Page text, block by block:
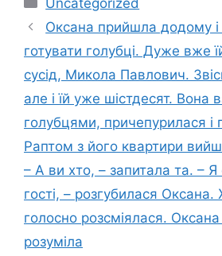
Оксана прийшла додому і
готувати голубці. Дуже вже
сусід, Микола Павлович.
але і їй уже шістдесят. Вона
голубцями, причепурилася і
Раптом з його квартири
– А ви хто, – запитала та. – Я
гості, – розгубилася
голосно розсміялася. Оксана
розуміла